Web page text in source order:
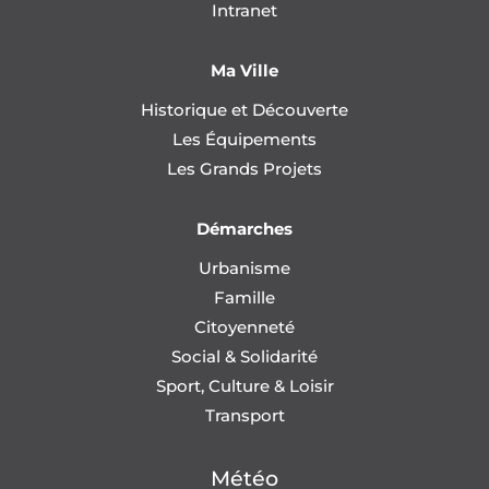
Intranet
Ma Ville
Historique et Découverte
Les Équipements
Les Grands Projets
Démarches
Urbanisme
Famille
Citoyenneté
Social & Solidarité
Sport, Culture & Loisir
Transport
Météo